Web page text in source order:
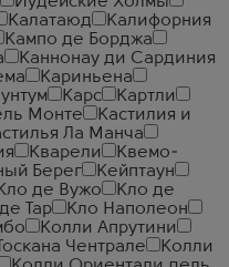
Калатаюд
Калифорния
Кампо де Борджа
Каннонау ди Сардиния
Кариньена
Карс
Картли
Монте
Кастилия и
Ла Манча
Кварели
Квемо-
Берег
Кейптаун
Кло де Вужо
Кло де
Тар
Кло Наполеон
Колли Апрутини
Чентрале
Колли